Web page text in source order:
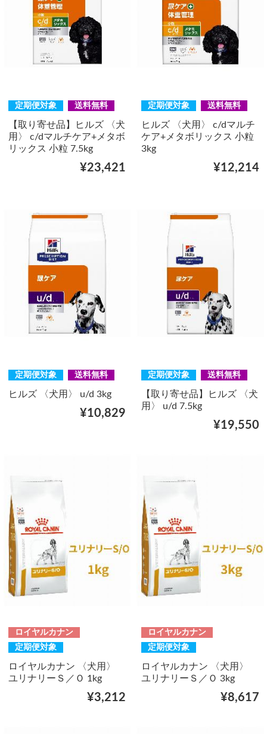
定期便対象 送料無料
【取り寄せ品】ヒルズ 〈犬
用〉 c/dマルチケア+メタボ
リックス 小粒 7.5kg
¥23,421
定期便対象 送料無料
ヒルズ 〈犬用〉 c/dマルチ
ケア+メタボリックス 小粒
3kg
¥12,214
定期便対象 送料無料
ヒルズ 〈犬用〉 u/d 3kg
¥10,829
定期便対象 送料無料
【取り寄せ品】ヒルズ 〈犬
用〉 u/d 7.5kg
¥19,550
ロイヤルカナン
定期便対象
ロイヤルカナン 〈犬用〉
ユリナリーＳ／Ｏ 1kg
¥3,212
ロイヤルカナン
定期便対象
ロイヤルカナン 〈犬用〉
ユリナリーＳ／Ｏ 3kg
¥8,617